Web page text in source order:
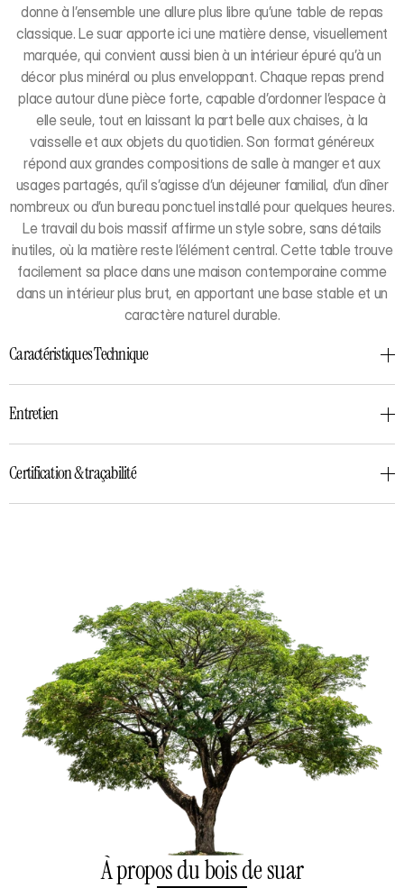
donne à l’ensemble une allure plus libre qu’une table de repas
classique. Le suar apporte ici une matière dense, visuellement
marquée, qui convient aussi bien à un intérieur épuré qu’à un
décor plus minéral ou plus enveloppant. Chaque repas prend
place autour d’une pièce forte, capable d’ordonner l’espace à
elle seule, tout en laissant la part belle aux chaises, à la
vaisselle et aux objets du quotidien. Son format généreux
répond aux grandes compositions de salle à manger et aux
usages partagés, qu’il s’agisse d’un déjeuner familial, d’un dîner
nombreux ou d’un bureau ponctuel installé pour quelques heures.
Le travail du bois massif affirme un style sobre, sans détails
inutiles, où la matière reste l’élément central. Cette table trouve
facilement sa place dans une maison contemporaine comme
dans un intérieur plus brut, en apportant une base stable et un
caractère naturel durable.
Caractéristiques Technique
Entretien
Certification & traçabilité
À propos du bois de suar